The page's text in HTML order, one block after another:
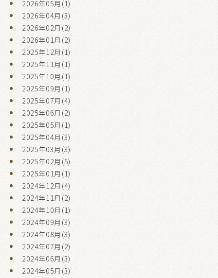
2026年05月(1)
2026年04月(3)
2026年02月(2)
2026年01月(2)
2025年12月(1)
2025年11月(1)
2025年10月(1)
2025年09月(1)
2025年07月(4)
2025年06月(2)
2025年05月(1)
2025年04月(3)
2025年03月(3)
2025年02月(5)
2025年01月(1)
2024年12月(4)
2024年11月(2)
2024年10月(1)
2024年09月(3)
2024年08月(3)
2024年07月(2)
2024年06月(3)
2024年05月(3)